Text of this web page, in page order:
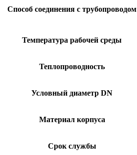
Способ соединения с трубопроводом
Температура рабочей среды
Теплопроводность
Условный диаметр DN
Материал корпуса
Срок службы